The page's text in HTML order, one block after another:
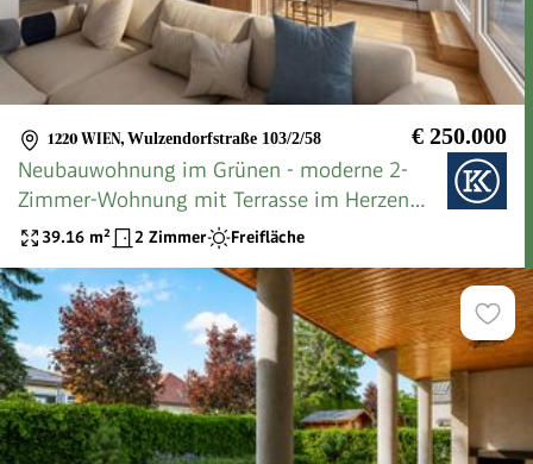
1220 WIEN, Wulzendorfstraße 103/2/58 € 250.000
Neubauwohnung im Grünen - moderne 2-
Zimmer-Wohnung mit Terrasse im Herzen
von Aspern
39.16 m² 2 Zimmer Freifläche